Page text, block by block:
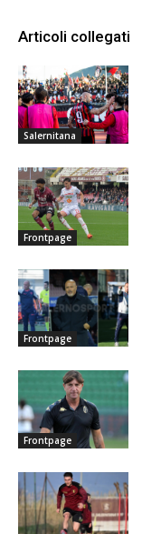
Articoli collegati
Salernitana
Frontpage
Frontpage
Frontpage